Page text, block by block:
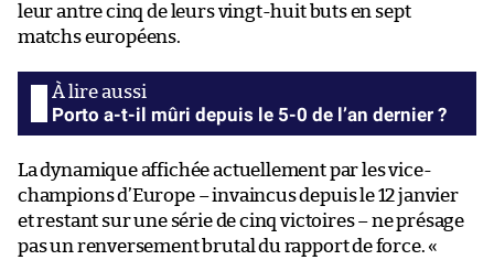
leur antre cinq de leurs vingt-huit buts en sept
matchs européens.
Porto a-t-il mûri depuis le 5-0 de l’an dernier ?
La dynamique affichée actuellement par les vice-
champions d’Europe – invaincus depuis le 12 janvier
et restant sur une série de cinq victoires – ne présage
pas un renversement brutal du rapport de force. «